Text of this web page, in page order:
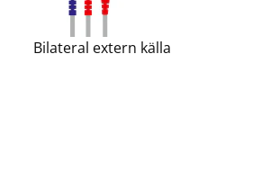
Bilateral extern källa